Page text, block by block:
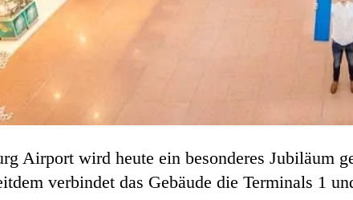
Airport wird heute ein besonderes Jubiläum
verbindet das Gebäude die Terminals 1